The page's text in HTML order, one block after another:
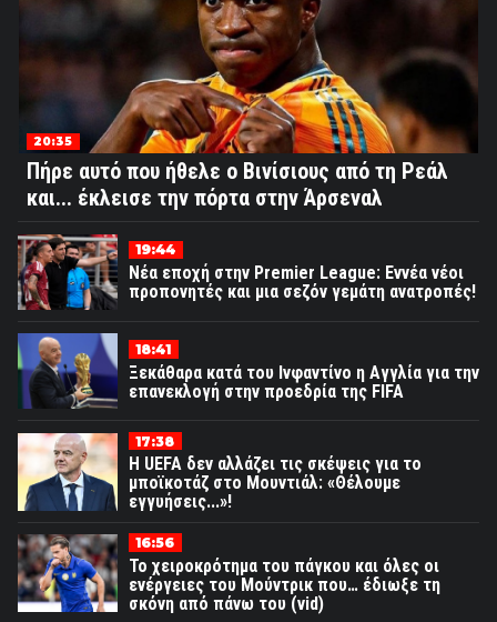
20:35
Πήρε αυτό που ήθελε ο Βινίσιους από τη Ρεάλ
και... έκλεισε την πόρτα στην Άρσεναλ
19:44
Νέα εποχή στην Premier League: Εννέα νέοι
προπονητές και μια σεζόν γεμάτη ανατροπές!
18:41
Ξεκάθαρα κατά του Ινφαντίνο η Αγγλία για την
επανεκλογή στην προεδρία της FIFA
17:38
Η UEFA δεν αλλάζει τις σκέψεις για το
μποϊκοτάζ στο Μουντιάλ: «Θέλουμε
εγγυήσεις...»!
16:56
Το χειροκρότημα του πάγκου και όλες οι
ενέργειες του Μούντρικ που… έδιωξε τη
σκόνη από πάνω του (vid)